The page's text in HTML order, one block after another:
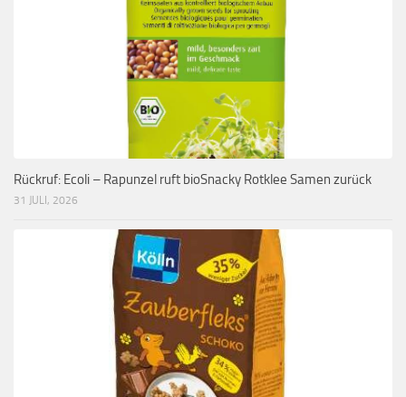
Rückruf: Ecoli – Rapunzel ruft bioSnacky Rotklee Samen zurück
31 JULI, 2026